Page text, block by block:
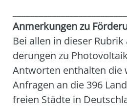
Anmer­kun­gen zu
Bei allen in die­ser
de­run­gen zu
Ant­wor­ten ent­hal­ten die
Anfra­gen an die 396
frei­en Städ­te in